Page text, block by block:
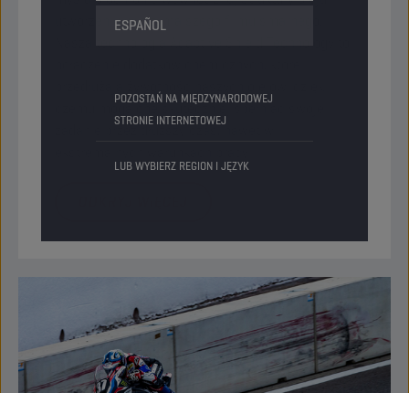
ESPAÑOL
POZOSTAŃ NA MIĘDZYNARODOWEJ
STRONIE INTERNETOWEJ
LUB WYBIERZ REGION I JĘZYK
utworzeniu wytrzymalszego filmu smarnego.
czemu mogą one skuteczniej spełniać swoje
zadanie przez dłuższy czas, nawet w